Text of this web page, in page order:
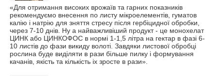
тис. насінін.
«Для отримання високих врожаїв та гарних показників
рекомендуємо внесення по листу мікроелементів, гуматов
калію і натрію для зняття стресу після гербіцидної обробки,
через 7-10 днів. Ну а найважливіший продукт - це монохелат
ЦИНК або ЦИНКОФОС в нормі 1-1,5 літра на гектар в фазі 6-
10 листів до фази викиду волоті. Завдяки листової обробці
рослина буде виділяти в рази більше пилку і формування
качанів, якість та кількість іх зросте в рази».